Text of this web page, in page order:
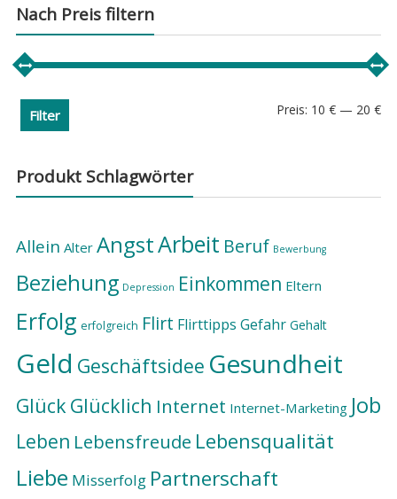
Nach Preis filtern
Filter Preis: 10 € — 20 €
Produkt Schlagwörter
Allein Alter AngstArbeit Beruf Bewerbung
Beziehung Depression Einkommen Eltern
Erfolg erfolgreich Flirt Flirttipps Gefahr Gehalt
Geld Geschäftsidee Gesundheit
Glück Glücklich Internet Internet-Marketing Job
Leben Lebensfreude Lebensqualität
Liebe Misserfolg Partnerschaft